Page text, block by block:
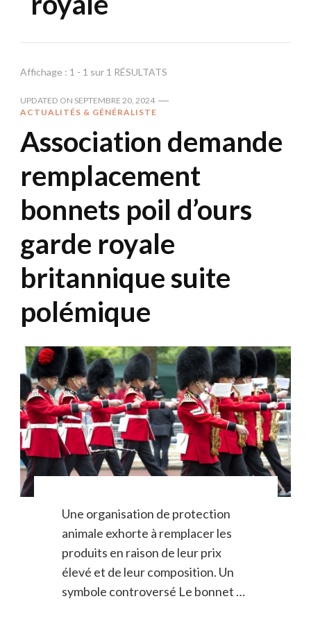
Affichage : 1 - 1 sur 1 RÉSULTATS
UPDATED ON SEPTEMBRE 20, 2024
ACTUALITÉS & GÉNÉRALISTE
Association demande
remplacement
bonnets poil d’ours
garde royale
britannique suite
polémique
Une organisation de protection
animale exhorte à remplacer les
produits en raison de leur prix
élevé et de leur composition. Un
symbole controversé Le bonnet …